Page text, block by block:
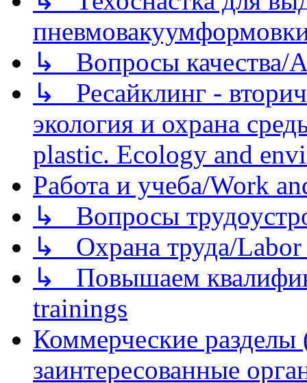
↳ Вопросы качества/
↳ Ресайклинг -
экология и охрана
plastic. Ecology and
Работа и учеба/Work
↳ Вопросы
↳ Охрана труда/Labor
↳ Повышаем
trainings
Коммерческие
заинтересованные